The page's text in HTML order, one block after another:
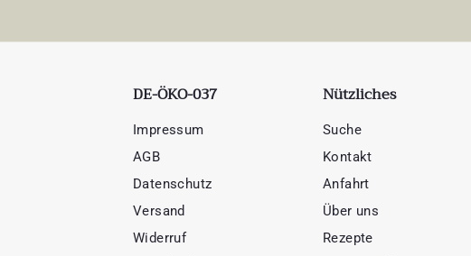
DE-ÖKO-037
Impressum
AGB
Datenschutz
Versand
Widerruf
Nützliches
Suche
Kontakt
Anfahrt
Über uns
Rezepte